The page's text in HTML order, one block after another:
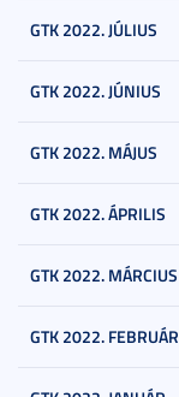
GTK 2022. JÚLIUS
GTK 2022. JÚNIUS
GTK 2022. MÁJUS
GTK 2022. ÁPRILIS
GTK 2022. MÁRCIUS
GTK 2022. FEBRUÁR